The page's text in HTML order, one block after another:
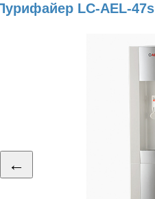
LC-AEL-
←